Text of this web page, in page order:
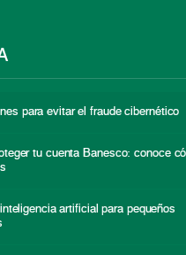
para evitar el fraude cibernético
tu cuenta Banesco: conoce
artificial para pequeños